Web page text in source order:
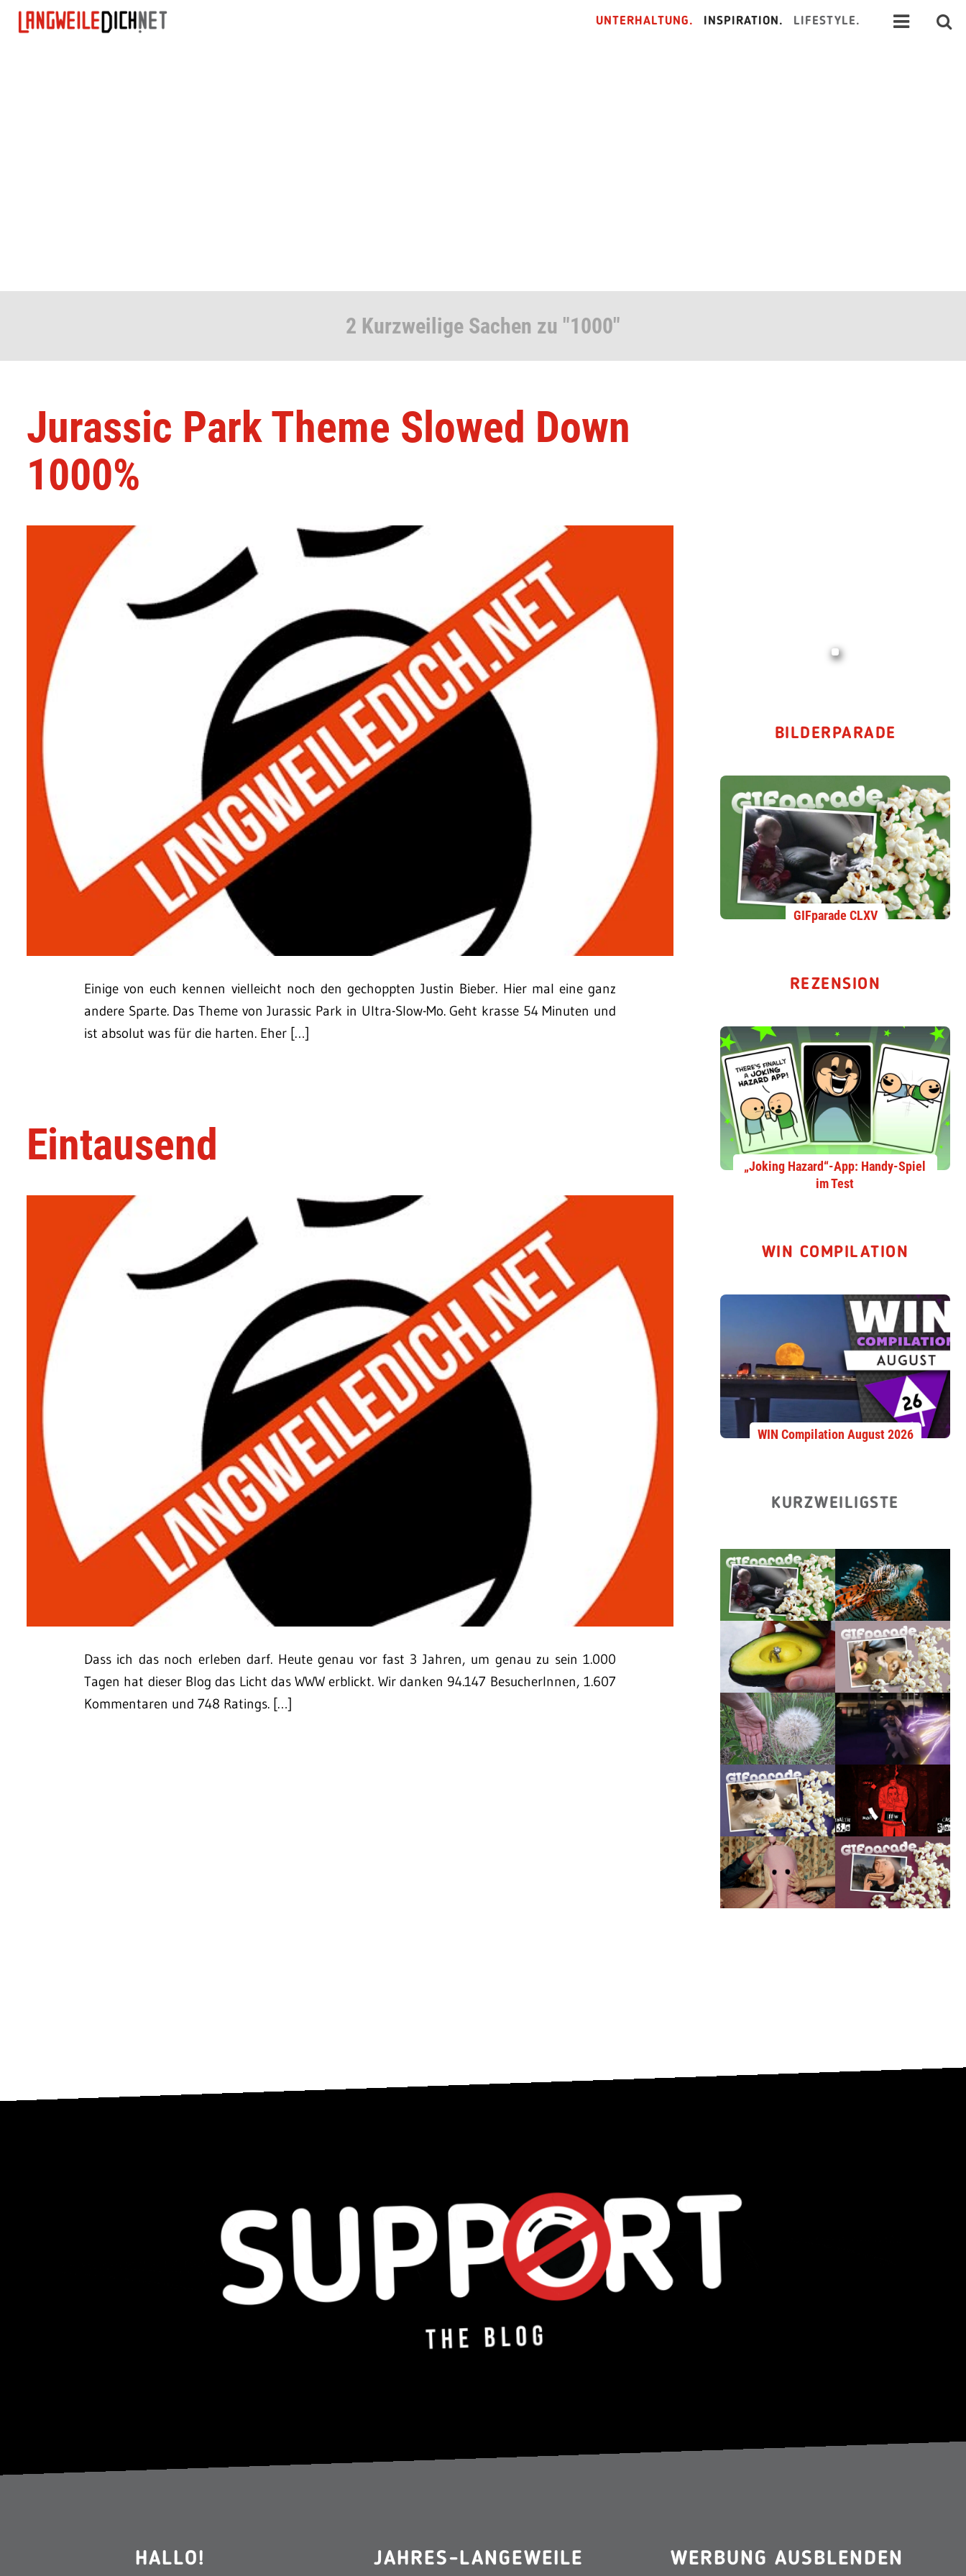
UNTERHALTUNG. INSPIRATION. LIFESTYLE.
2 Kurzweilige Sachen zu "1000"
Jurassic Park Theme Slowed Down
1000%
Einige von euch kennen vielleicht noch den gechoppten Justin Bieber. Hier mal eine ganz
andere Sparte. Das Theme von Jurassic Park in Ultra-Slow-Mo. Geht krasse 54 Minuten und
ist absolut was für die harten. Eher […]
Eintausend
Dass ich das noch erleben darf. Heute genau vor fast 3 Jahren, um genau zu sein 1.000
Tagen hat dieser Blog das Licht das WWW erblickt. Wir danken 94.147 BesucherInnen, 1.607
Kommentaren und 748 Ratings. […]
BILDERPARADE
GIFparade CLXV
REZENSION
„Joking Hazard“-App: Handy-Spiel
im Test
WIN COMPILATION
WIN Compilation August 2026
KURZWEILIGSTE
HALLO! JAHRES-LANGEWEILE WERBUNG AUSBLENDEN